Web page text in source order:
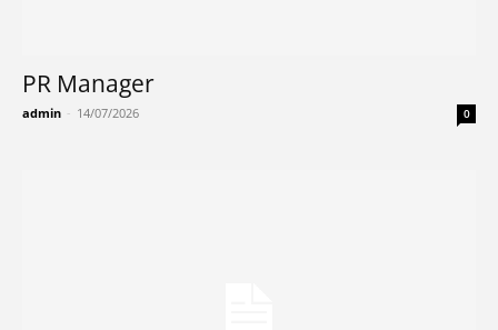
PR Manager
admin - 14/07/2026 0